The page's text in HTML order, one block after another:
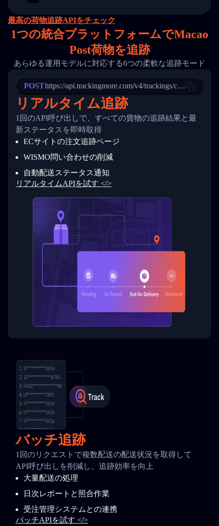
15
16
17
18
20
21
22
23
24
25
26
27
28
29
30
31
33
34
"destination_country": "United
        "itemTimeLength": 2,
        "weblink": "",
        "phone": null,
        "trackinfo": [
          {
            "Date": "2017-03-08 04: 22: 00",
"StatusDescription": "Departed
"Details": "Departed Facility
          },
          {
            "Date": "2017-03-06 15:28:00",
"StatusDescription": "Shipment
"Details": "BEIJING-
          }
        ]
      }
  }
}
最高の荷物追跡APIをチェック
1つの統合プラットフォームでMacao
Post荷物を追跡
あらゆる運用モデルに対応する6つの柔軟な追跡モード
POSThttps://api.trackingmore.com/v4/trackings/create
リアルタイム追跡
1回のAPI呼び出しで、すべての貨物の追跡結果と最
新ステータスを即時取得
ECサイトの注文追跡ページ
WISMO問い合わせの削減
自動配送ステータス通知
リアルタイムAPIを試す </>
バッチ追跡
1回のリクエストで複数配送の配送状況を取得して
API呼び出しを削減し、追跡効率を向上
大量配送の処理
日次レポートと照合作業
受注管理システムとの連携
バッチAPIを試す </>